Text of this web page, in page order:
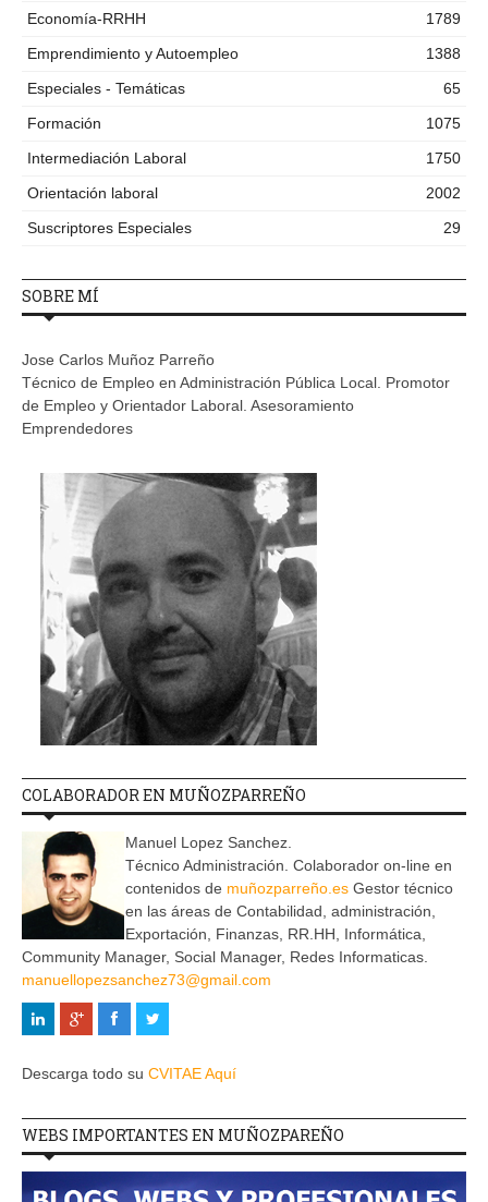
Economía-RRHH
1789
Emprendimiento y Autoempleo
1388
Especiales - Temáticas
65
Formación
1075
Intermediación Laboral
1750
Orientación laboral
2002
Suscriptores Especiales
29
SOBRE MÍ
Jose Carlos Muñoz Parreño
Técnico de Empleo en Administración Pública Local. Promotor
de Empleo y Orientador Laboral. Asesoramiento
Emprendedores
COLABORADOR EN MUÑOZPARREÑO
Manuel Lopez Sanchez.
Técnico Administración. Colaborador on-line en
contenidos de muñozparreño.es Gestor técnico
en las áreas de Contabilidad, administración,
Exportación, Finanzas, RR.HH, Informática,
Community Manager, Social Manager, Redes Informaticas.
manuellopezsanchez73@gmail.com
Descarga todo su CVITAE Aquí
WEBS IMPORTANTES EN MUÑOZPAREÑO